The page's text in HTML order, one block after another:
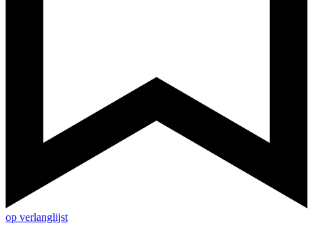
op verlanglijst